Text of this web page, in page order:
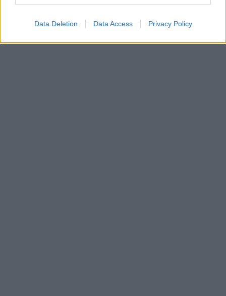
Data Deletion Data Access Privacy Policy